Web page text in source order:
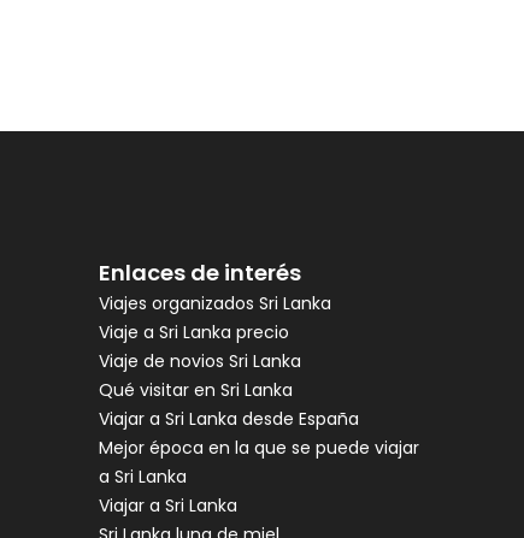
Enlaces de interés
Viajes organizados Sri Lanka
Viaje a Sri Lanka precio
Viaje de novios Sri Lanka
Qué visitar en Sri Lanka
Viajar a Sri Lanka desde España
Mejor época en la que se puede viajar
a Sri Lanka
Viajar a Sri Lanka